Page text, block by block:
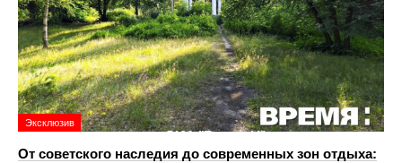
Эксклюзив
От советского наследия до современных зон отдыха: